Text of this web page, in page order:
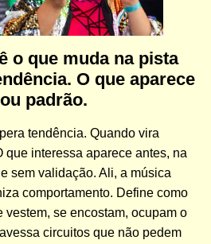
o que muda na pista
O que aparece
padrão.
tendência. Quando vira
que interessa aparece antes, na
sem validação. Ali, a música
comportamento. Define como
vestem, se encostam, ocupam o
circuitos que não pedem